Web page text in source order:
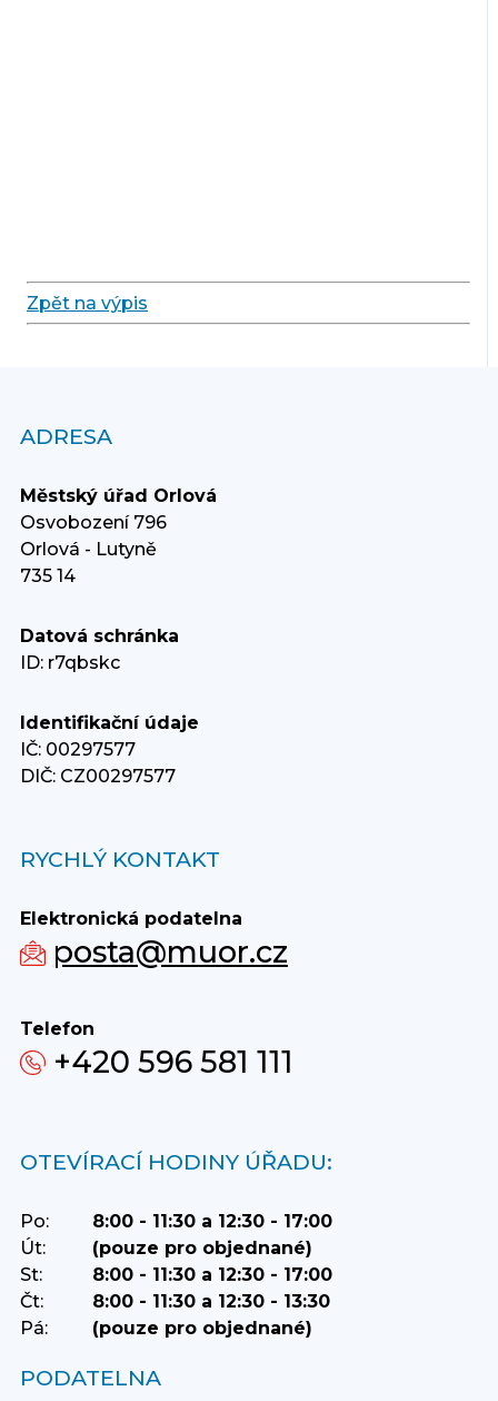
Zpět na výpis
ADRESA
Městský úřad Orlová
Osvobození 796
Orlová - Lutyně
735 14
Datová schránka
ID: r7qbskc
Identifikační údaje
IČ: 00297577
DIČ: CZ00297577
RYCHLÝ KONTAKT
Elektronická podatelna
posta@muor.cz
Telefon
+420 596 581 111
OTEVÍRACÍ HODINY ÚŘADU:
Po:
8:00 - 11:30 a 12:30 - 17:00
Út:
(pouze pro objednané)
St:
8:00 - 11:30 a 12:30 - 17:00
Čt:
8:00 - 11:30 a 12:30 - 13:30
Pá:
(pouze pro objednané)
PODATELNA